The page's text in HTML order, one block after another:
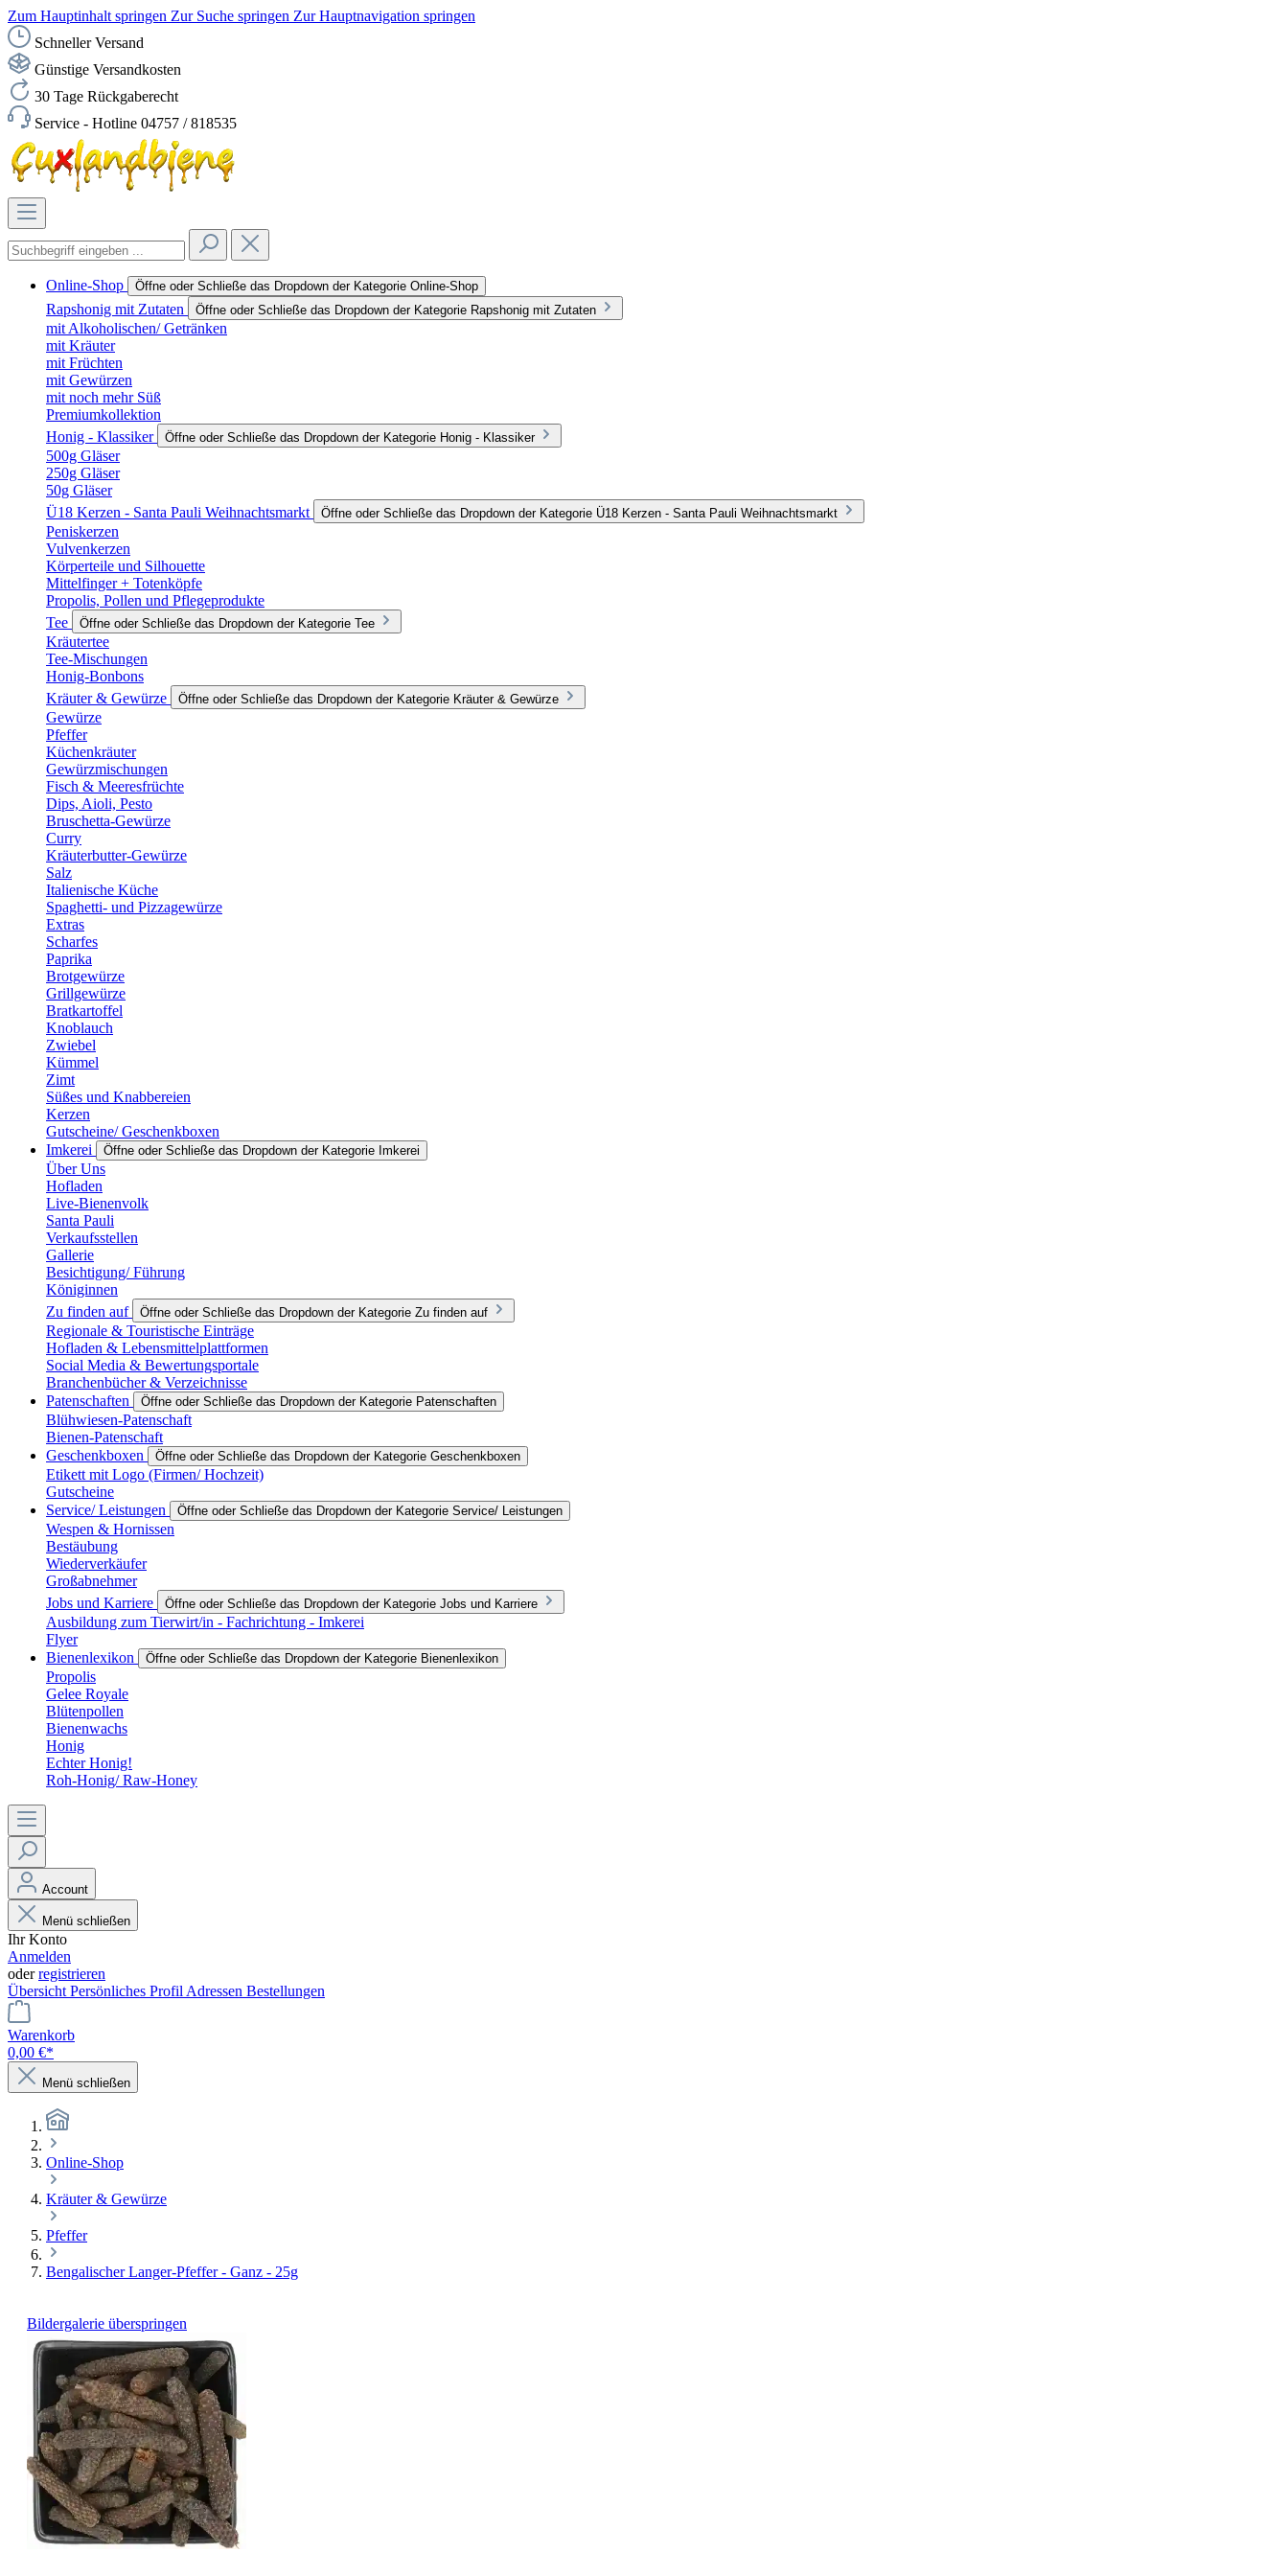
Zum Hauptinhalt springen Zur Suche springen Zur Hauptnavigation springen
Schneller Versand
Günstige Versandkosten
30 Tage Rückgaberecht
Service - Hotline 04757 / 818535
Online-Shop Öffne oder Schließe das Dropdown der Kategorie Online-Shop
Rapshonig mit Zutaten Öffne oder Schließe das Dropdown der Kategorie Rapshonig mit Zutaten
mit Alkoholischen/ Getränken
mit Kräuter
mit Früchten
mit Gewürzen
mit noch mehr Süß
Premiumkollektion
Honig - Klassiker
Öffne oder Schließe das Dropdown der Kategorie Honig - Klassiker
500g Gläser
250g Gläser
50g Gläser
Ü18 Kerzen - Santa Pauli Weihnachtsmarkt
Öffne oder Schließe das Dropdown der Kategorie Ü18 Kerzen - Santa Pauli Weihnachtsmarkt
Peniskerzen
Vulvenkerzen
Körperteile und Silhouette
Mittelfinger + Totenköpfe
Propolis, Pollen und Pflegeprodukte
Tee
Öffne oder Schließe das Dropdown der Kategorie Tee
Kräutertee
Tee-Mischungen
Honig-Bonbons
Kräuter & Gewürze
Öffne oder Schließe das Dropdown der Kategorie Kräuter & Gewürze
Gewürze
Pfeffer
Küchenkräuter
Gewürzmischungen
Fisch & Meeresfrüchte
Dips, Aioli, Pesto
Bruschetta-Gewürze
Curry
Kräuterbutter-Gewürze
Salz
Italienische Küche
Spaghetti- und Pizzagewürze
Extras
Scharfes
Paprika
Brotgewürze
Grillgewürze
Bratkartoffel
Knoblauch
Zwiebel
Kümmel
Zimt
Süßes und Knabbereien
Kerzen
Gutscheine/ Geschenkboxen
Imkerei
Öffne oder Schließe das Dropdown der Kategorie Imkerei
Über Uns
Hofladen
Live-Bienenvolk
Santa Pauli
Verkaufsstellen
Gallerie
Besichtigung/ Führung
Königinnen
Zu finden auf
Öffne oder Schließe das Dropdown der Kategorie Zu finden auf
Regionale & Touristische Einträge
Hofladen & Lebensmittelplattformen
Social Media & Bewertungsportale
Branchenbücher & Verzeichnisse
Patenschaften
Öffne oder Schließe das Dropdown der Kategorie Patenschaften
Blühwiesen-Patenschaft
Bienen-Patenschaft
Geschenkboxen
Öffne oder Schließe das Dropdown der Kategorie Geschenkboxen
Etikett mit Logo (Firmen/ Hochzeit)
Gutscheine
Service/ Leistungen
Öffne oder Schließe das Dropdown der Kategorie Service/ Leistungen
Wespen & Hornissen
Bestäubung
Wiederverkäufer
Großabnehmer
Jobs und Karriere
Öffne oder Schließe das Dropdown der Kategorie Jobs und Karriere
Ausbildung zum Tierwirt/in - Fachrichtung - Imkerei
Flyer
Bienenlexikon
Öffne oder Schließe das Dropdown der Kategorie Bienenlexikon
Propolis
Gelee Royale
Blütenpollen
Bienenwachs
Honig
Echter Honig!
Roh-Honig/ Raw-Honey
Account
Menü schließen
Ihr Konto
Anmelden
oderregistrieren
Übersicht Persönliches Profil Adressen Bestellungen
Warenkorb
0,00 €*
Menü schließen
Online-Shop
Kräuter & Gewürze
Pfeffer
Bengalischer Langer-Pfeffer - Ganz - 25g
Bildergalerie überspringen